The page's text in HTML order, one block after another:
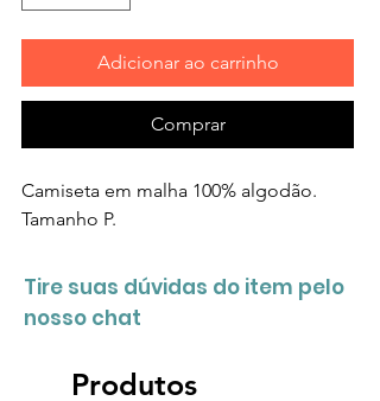
Adicionar ao carrinho
Comprar
Camiseta em malha 100% algodão.
Tamanho P.
Tire suas dúvidas do item pelo
nosso chat
Produtos